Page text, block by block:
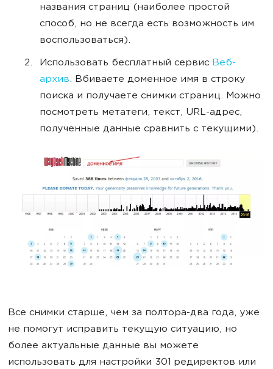
названия страниц (наиболее простой
способ, но не всегда есть возможность им
воспользоваться).
Использовать бесплатный сервис Веб-
архив. Вбиваете доменное имя в строку
поиска и получаете снимки страниц. Можно
посмотреть метатеги, текст, URL-адрес,
полученные данные сравнить с текущими).
Все снимки старше, чем за полтора-два года, уже
не помогут исправить текущую ситуацию, но
более актуальные данные вы можете
использовать для настройки 301 редиректов или